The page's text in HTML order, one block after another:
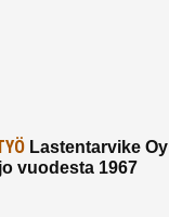
Lastentarvike Oy
vuodesta 1967